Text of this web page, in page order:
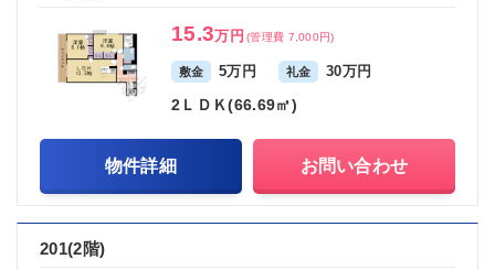
15.3万円 (管理費 7,000円)
敷金 5万円 礼金 30万円
2ＬＤＫ(66.69㎡)
物件詳細 お問い合わせ
201(2階)